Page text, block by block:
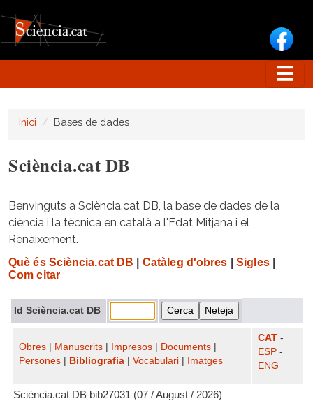
Inici Bases de dades
Sciència.cat DB
Benvinguts a Sciència.cat DB, la base de dades de la
ciència i la tècnica en català a l'Edat Mitjana i el
Renaixement.
Què és Sciència.cat DB Catàleg d'obres Sigles|
Com citar
Id Sciència.cat DB
Obres Manuscrits Impresos Documents
Persones
Bibliografia Vocabulari Imatges
CAT -
ESP -
ENG
Sciència.cat DB bib27031 (07 / August / 2026)